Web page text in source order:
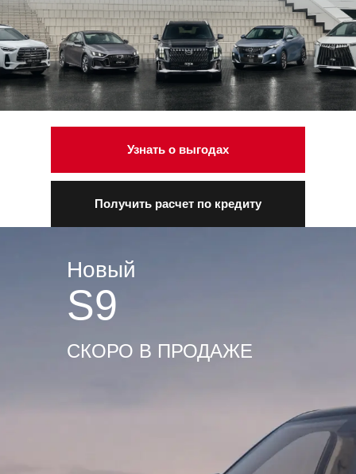
Получить расчет по кредиту
Узнать о выгодах
СКОРО В ПРОДАЖЕ
S9
Новый